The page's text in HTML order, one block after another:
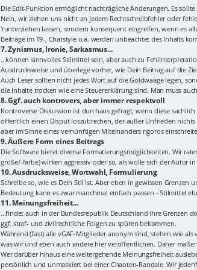
Die Edit-Funktion ermöglicht nachträgliche Änderungen. Es
Nein, wir ziehen uns nicht an jedem Rechtschreibfehler oder
'runterziehen lassen, sondern konsequent eingreifen, wenn es
Beiträge im T9-, Chatstyle o.ä. werden unbeachtet des Inhalts
7. Zynismus, Ironie, Sarkasmus...
...können sinnvolles Stilmittel sein, aber auch zu
Ausdrucksweise und überlege vorher, wie Dein Beitrag auf die
Auch Leser sollten nicht jedes Wort auf die Goldwaage legen,
die Inhalte trocken wie eine Steuererklärung sind. Man muss
8. Ggf. auch kontrovers, aber immer respektvoll
Kontroverse Diskussion ist durchaus gefragt, wenn diese
öffentlich einen Disput loszubrechen, der außer Unfrieden
aber im Sinne eines vernünftigen Miteinanders rigoros
9. Äußere Form eines Beitrags
Die Software bietet diverse Formatierungsmöglichkeiten. Wir
größe/-farbe) wirken aggressiv oder so, als wolle sich der Autor
10. Ausdrucksweise, Wortwahl, Formulierung
Schreibe so, wie es Dein Stil ist. Aber eben in gewissen
Bedeutung kann es zwar manchmal einfach passen - Stilmittel
11. Meinungsfreiheit...
...findet auch in der Bundesrepublik Deutschland ihre Grenzen
ggf. straf- und zivilrechtliche Folgen zu spüren bekommen.
Während (fast) alle vGAF-Mitglieder anonym sind, stehen wie
was wir und eben auch andere hier veröffentlichen. Daher
Wer darüber hinaus eine weitergehende Meinungsfreiheit
persönlich und unmaskiert bei einer Chaoten-Randale. Wir